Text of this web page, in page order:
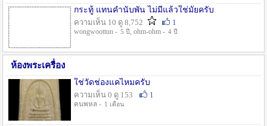
กระทู้ แทนคำนับพัน ไม่มีแล้วใช่มั๊ยครับ
ความเห็น 10 ดู 8,752
1
wongwoottun - 5 ปี , ohm-ohm - 4 ปี
ห้องพระเครื่อง
ใช่วัดช่องแคไหมครับ
ความเห็น 0 ดู 153
1
คนพหล - 1 เดือน